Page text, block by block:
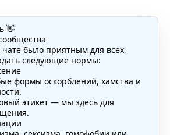
👋
было приятным для всех,
следующие нормы:
формы оскорблений, хамства и
этикет — мы здесь для